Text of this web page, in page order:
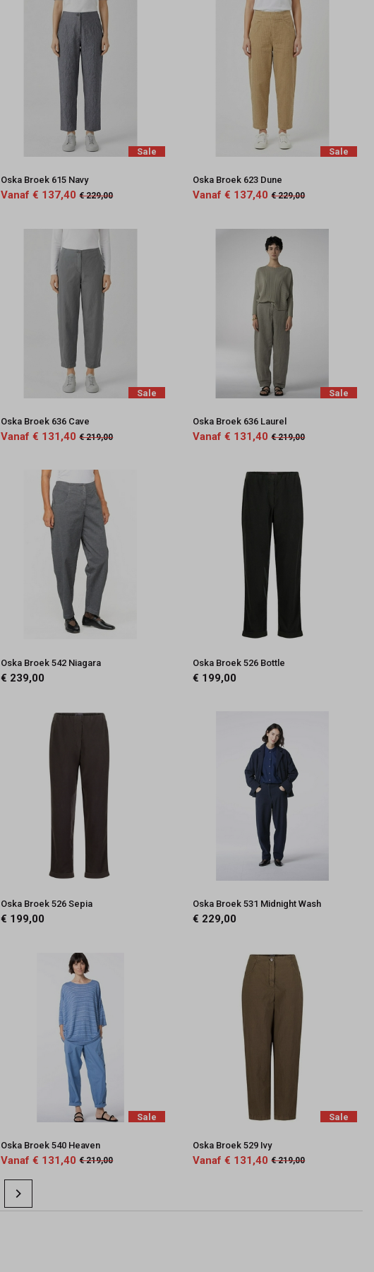
Sale
Oska Broek 615 Navy
Vanaf € 137,40 € 229,00
Sale
Oska Broek 623 Dune
Vanaf € 137,40 € 229,00
Sale
Oska Broek 636 Cave
Vanaf € 131,40 € 219,00
Sale
Oska Broek 636 Laurel
Vanaf € 131,40 € 219,00
Oska Broek 542 Niagara
€ 239,00
Oska Broek 526 Bottle
€ 199,00
Oska Broek 526 Sepia
€ 199,00
Oska Broek 531 Midnight Wash
€ 229,00
Sale
Oska Broek 540 Heaven
Vanaf € 131,40 € 219,00
Sale
Oska Broek 529 Ivy
Vanaf € 131,40 € 219,00